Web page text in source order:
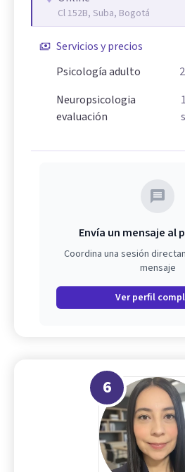
Cl 152B, Suba, Bogotá
Servicios y precios
Psicología adulto
Neuropsicologia
evaluación
Envía un mensaje al
Coordina una sesión
mensaje
Ver perfil
6